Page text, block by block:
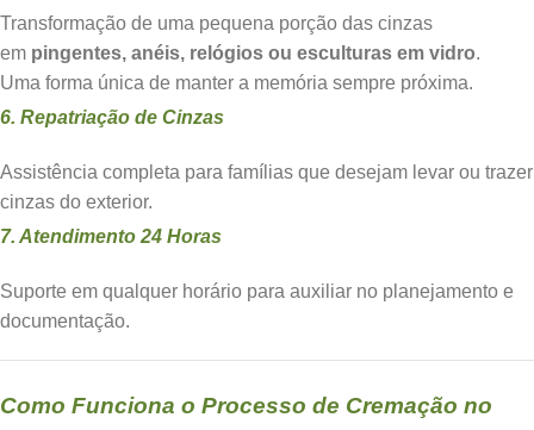
Transformação de uma pequena porção das cinzas
em pingentes, anéis, relógios ou esculturas em vidro.
Uma forma única de manter a memória sempre próxima.
6. Repatriação de Cinzas
Assistência completa para famílias que desejam levar ou trazer
cinzas do exterior.
7. Atendimento 24 Horas
Suporte em qualquer horário para auxiliar no planejamento e
documentação.
Como Funciona o Processo de Cremação no